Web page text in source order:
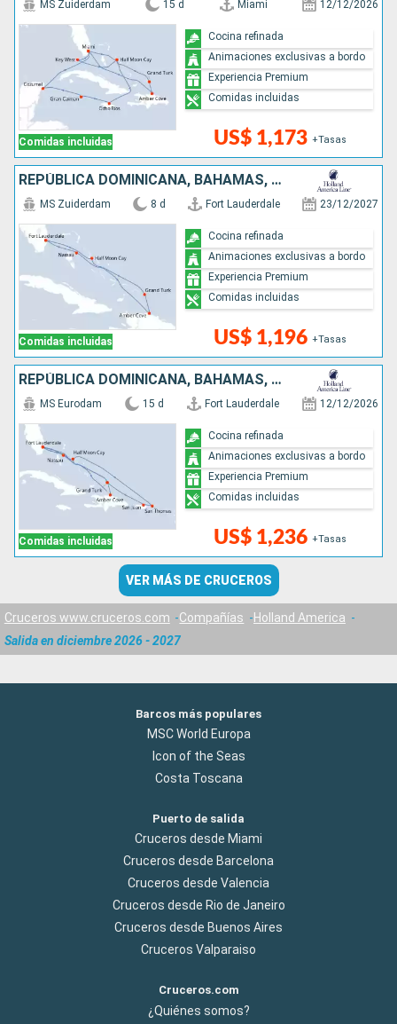
Comidas incluidas
MS Zuiderdam 15 d Miami 12/12/2026
US$ 1,173 +Tasas
Cocina refinada
Animaciones exclusivas a bordo
Experiencia Premium
Comidas incluidas
REPÚBLICA DOMINICANA, BAHAMAS, ESTADOS UNIDOS
Comidas incluidas
MS Zuiderdam 8 d Fort Lauderdale 23/12/2027
US$ 1,196 +Tasas
Cocina refinada
Animaciones exclusivas a bordo
Experiencia Premium
Comidas incluidas
REPÚBLICA DOMINICANA, BAHAMAS, PUERTO RICO, ESTADOS UNIDOS
Comidas incluidas
MS Eurodam 15 d Fort Lauderdale 12/12/2026
US$ 1,236 +Tasas
Cocina refinada
Animaciones exclusivas a bordo
Experiencia Premium
Comidas incluidas
VER MÁS DE CRUCEROS
Cruceros www.cruceros.com Compañías
Holland America
Salida en diciembre 2026 - 2027
Barcos más populares
MSC World Europa
Icon of the Seas
Costa Toscana
Puerto de salida
Cruceros desde Miami
Cruceros desde Barcelona
Cruceros desde Valencia
Cruceros desde Rio de Janeiro
Cruceros desde Buenos Aires
Cruceros Valparaiso
Cruceros.com
¿Quiénes somos?